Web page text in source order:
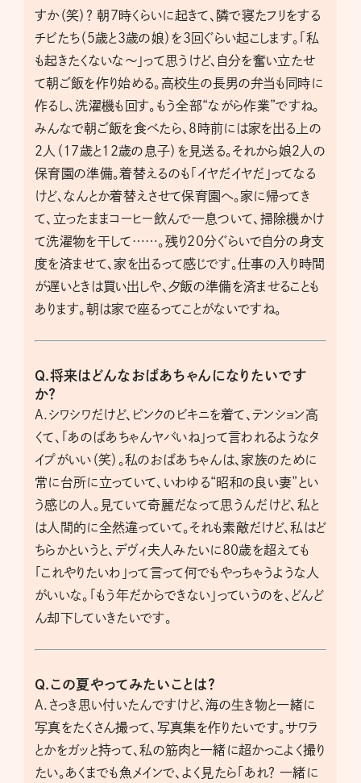
すか（笑）？ 朝７時くらいに起きて、隣で寝たフリをする
チビたち（５歳と３歳の娘）を３回ぐらい起こします。「私
も起きたくないな～」って思うけど、自分を奮い立たせ
て朝ご飯を作り始める。高校生の長男の弁当も同時に
作るし、洗濯機も回す。もう全部“ながら作業”ですね。
みんなで朝ご飯を食べたら、８時前には家を出る上の
２人（17歳と12歳の息子）を見送る。それから娘２人の
保育園の準備。着替えるのも「イヤだイヤだ」ってなる
けど、なんとか着替えさせて保育園へ。家に帰ってき
て、立ったままコーヒー飲んで一息ついて、掃除機かけ
て洗濯物を干して……。残り20分ぐらいで自分の身支
度を済ませて、家を出るって感じです。仕事の入り時間
が遅いときは買い出しや、夕飯の準備を済ませることも
あります。朝は家で座るってことがないですね。
Q.将来はどんなおばあちゃんになりたいです
か？
A.シワシワだけど、ピンクのビキニを着て、テンション高
くて、「あのばあちゃんヤバいね」って言われるようなタ
イプがいい（笑）。私のおばあちゃんは、家族のために
常に台所に立っていて、いわゆる“昭和の良い妻”とい
う感じの人。見ていて奇麗だなって思うんだけど、私と
は人間的に全然違っていて。それも素敵だけど、私はど
ちらかというと、デヴィ夫人みたいに80歳を超えても
「これやりたいわ」って言って何でもやっちゃうような人
がいいな。「もう年だからできない」っていうのを、どんど
ん却下していきたいです。
Q.この夏やってみたいことは？
A.さっき思い付いたんですけど、海の生き物と一緒に
写真をたくさん撮って、写真集を作りたいです。サワラ
とかをガッと持って、私の筋肉と一緒に超かっこよく撮り
たい。あくまでも魚メインで、よく見たら「あれ？ 一緒に